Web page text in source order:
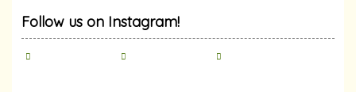
Follow us on Instagram!